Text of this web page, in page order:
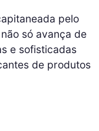
pelo
só avança de
e sofisticadas
de produtos